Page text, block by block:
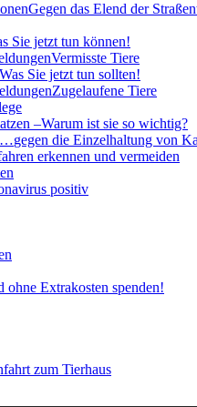
Gegen das Elend der
Sie jetzt tun können!
Vermisste Tiere
Was Sie jetzt tun sollten!
Zugelaufene Tiere
–Warum ist sie so wichtig?
…gegen die Einzelhaltung von
erkennen und vermeiden
positiv
Extrakosten spenden!
zum Tierhaus